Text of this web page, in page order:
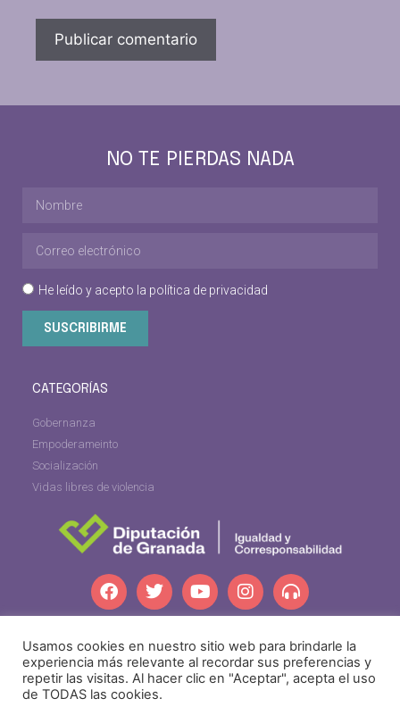
dipgra.com
CATEGORÍAS
Gobernanza
Empoderameinto
Socialización
Vidas libres de violencia
NO TE PIERDAS NADA
He leído y acepto la política de privacidad
SUSCRIBIRME
Usamos cookies en nuestro sitio web para brindarle la
experiencia más relevante al recordar sus preferencias y
repetir las visitas. Al hacer clic en "Aceptar", acepta el uso
de TODAS las cookies.